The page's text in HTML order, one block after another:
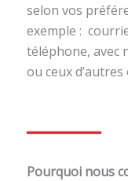
selon vos
exemple :
téléphone, avec
ou ceux
Pourquoi nous